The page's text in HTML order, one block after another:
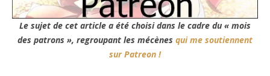
Le sujet de cet article a été choisi dans le cadre du « mois
des patrons », regroupant les mécènes qui me soutiennent
sur Patreon !